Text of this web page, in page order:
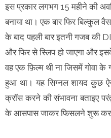
इस प्रकार लगभग 15 महीने की
बनाया था। एक बार फिर बिल्कुल
के बाद पहली बार इतनी गजब की
और फिर से स्लिप हो जाएगा और
वह एक फ़िल्म थी ना जिसमें गोवा
हुआ था। यह सिग्नल शायद कुछ
क्रॉस करने की संभावना बताइए
के आसपास जाकर फिसलने शुरू कर